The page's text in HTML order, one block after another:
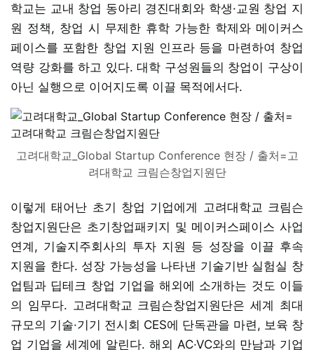
학교는 교내 창업 동아리 경진대회와 학생·교원 창업 지
원 정책, 창업 시 무제한 휴학 가능한 학제와 메이커스
페이스를 포함한 창업 지원 인프라 등을 마련하여 창업
역량 강화를 하고 있다. 대학 구성원들의 창업이 구상이
아닌 실행으로 이어지도록 이끌 목적에서다.
고려대학교_Global Startup Conference 현장 / 출처=고
려대학교 크림슨창업지원단
이렇게 태어난 초기 창업 기업에게 고려대학교 크림슨
창업지원단은 초기창업패키지 및 메이커스페이스 사업
연계, 기술지주회사의 투자 지원 등 성장을 이끌 후속
지원을 한다. 성장 가능성을 나타낸 기술기반 실험실 창
업팀과 딥테크 창업 기업을 해외에 소개하는 것도 이들
의 임무다. 고려대학교 크림슨창업지원단은 세계 최대
규모의 기술·기기 전시회 CES에 단독관을 마련, 보육 창
업 기업을 세계에 알린다. 해외 AC·VC와의 만남과 기업